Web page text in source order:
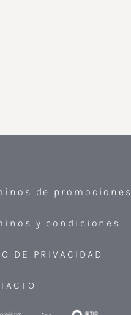
de promociones
y condiciones
DE PRIVACIDAD